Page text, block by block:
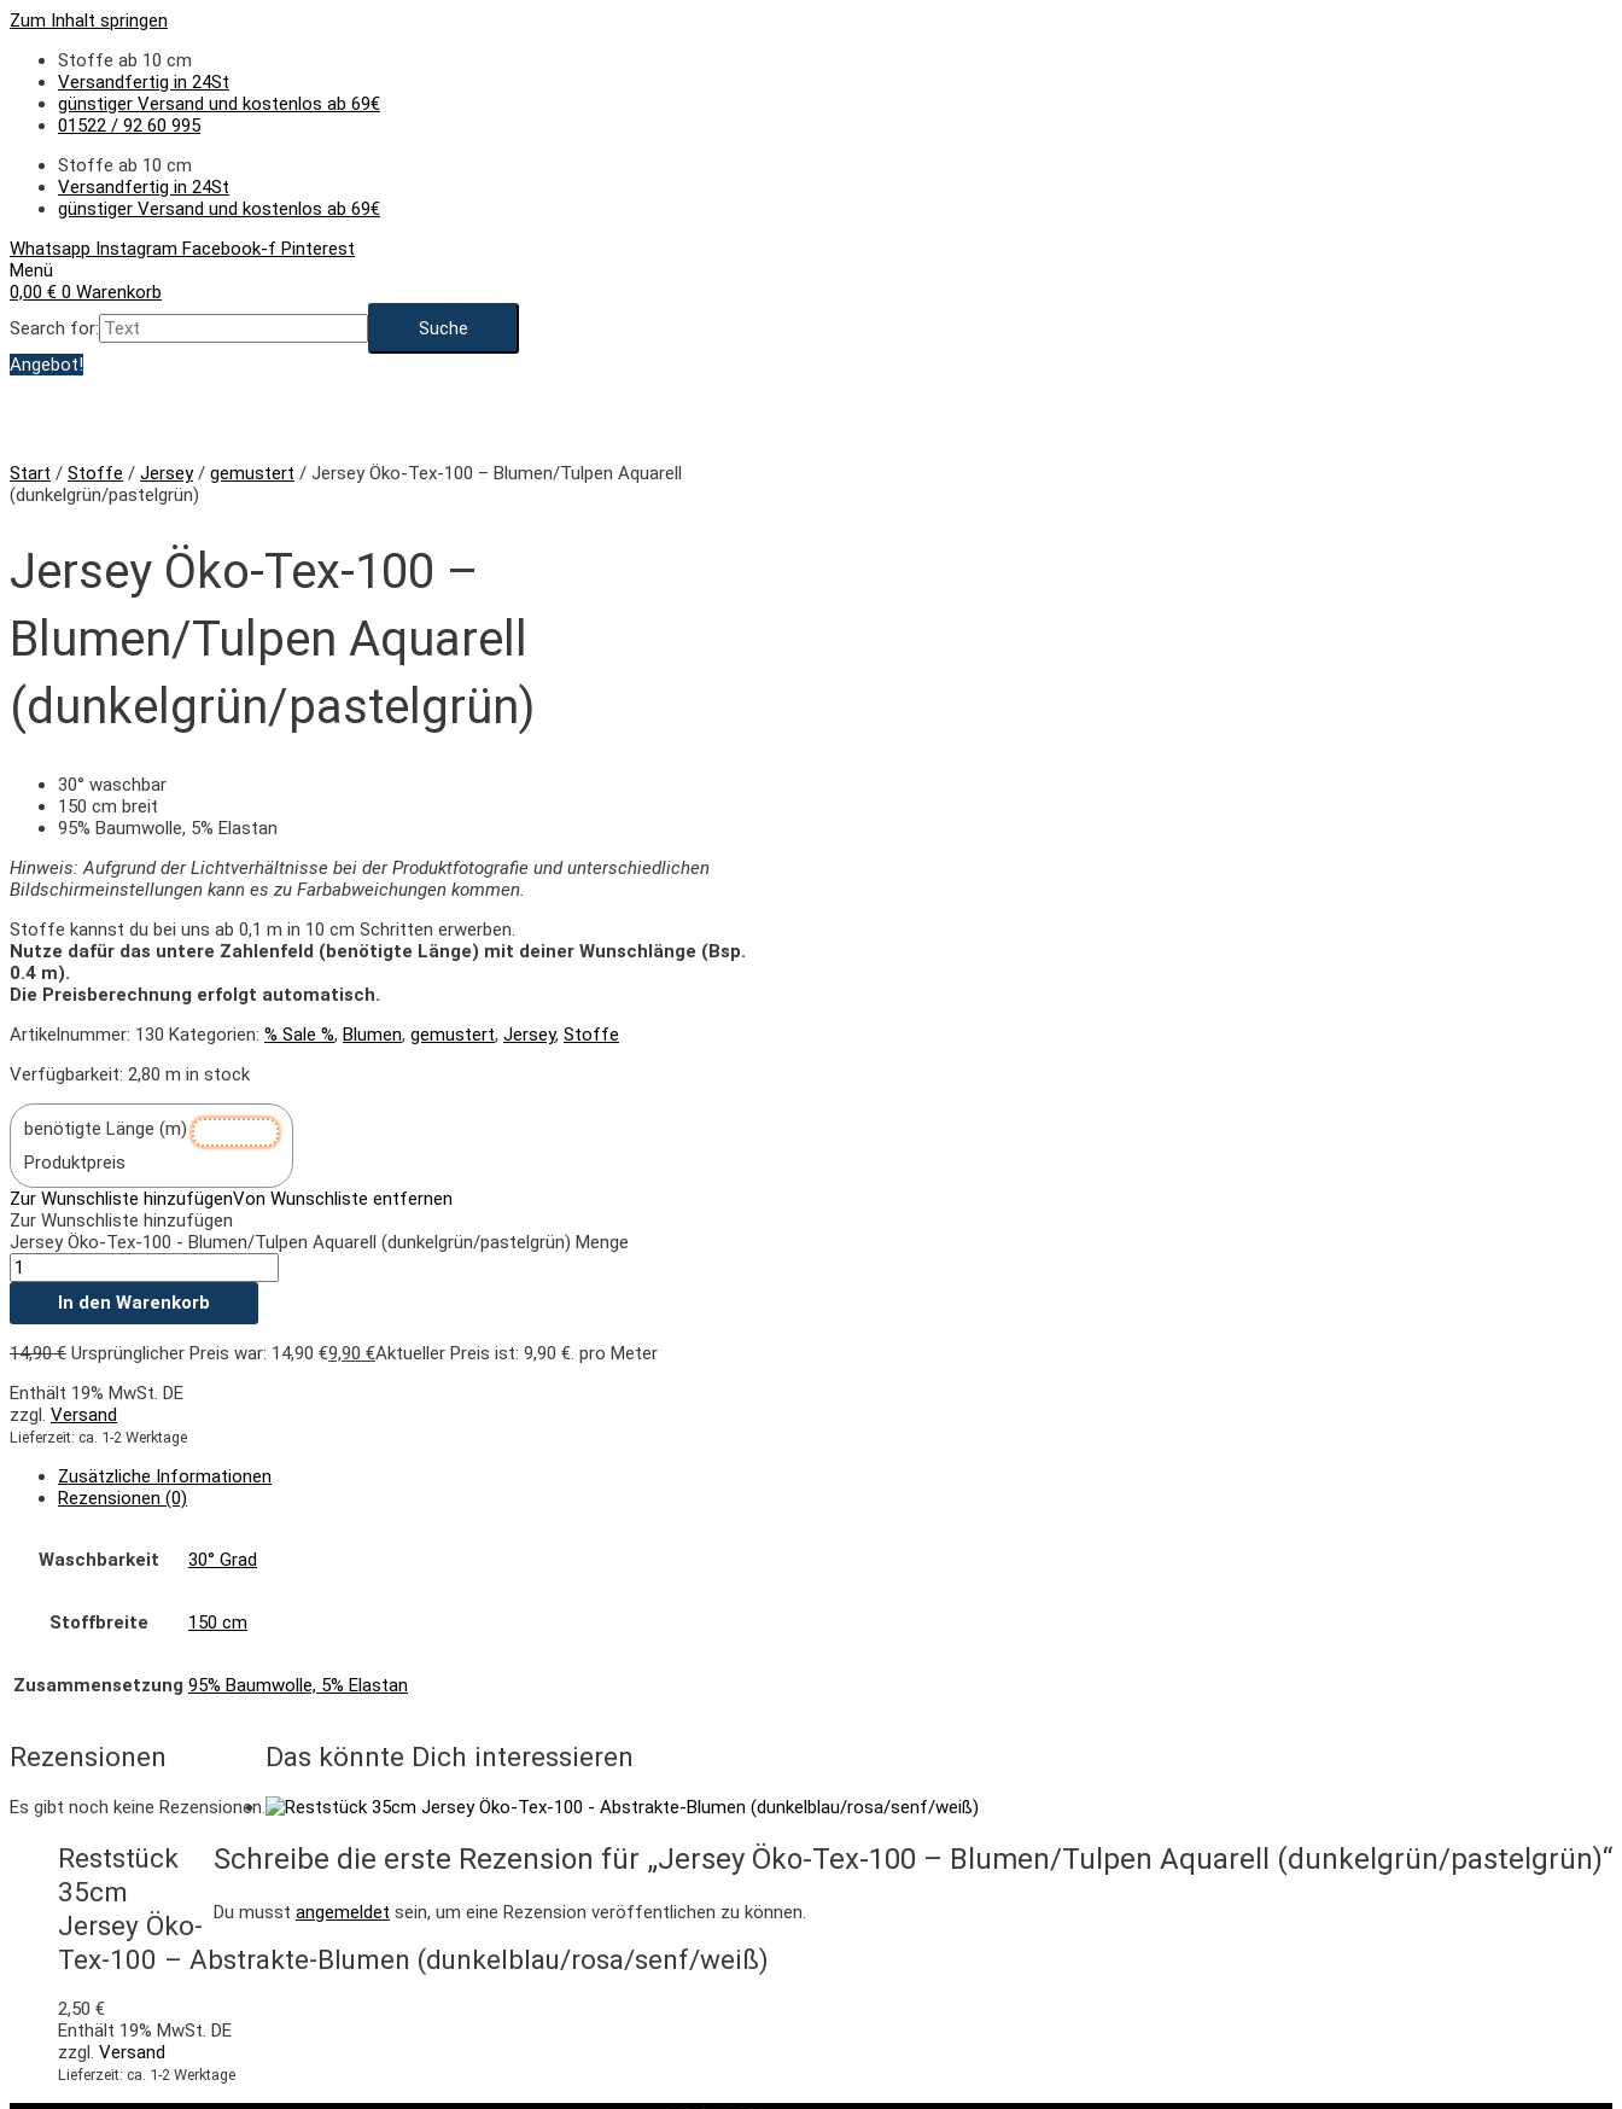
Zum Inhalt springen
Stoffe ab 10 cm
Versandfertig in 24St
günstiger Versand und kostenlos ab 69€
01522 / 92 60 995
Stoffe ab 10 cm
Versandfertig in 24St
günstiger Versand und kostenlos ab 69€
Whatsapp Instagram Facebook-f Pinterest
Menü
0,00 € 0 Warenkorb
Search for:
Angebot!
Start / Stoffe / Jersey/ gemustert / Jersey Öko-Tex-100 – Blumen/Tulpen Aquarell
(dunkelgrün/pastelgrün)
Jersey Öko-Tex-100 –
Blumen/Tulpen Aquarell
(dunkelgrün/pastelgrün)
30° waschbar
150 cm breit
95% Baumwolle, 5% Elastan
Hinweis: Aufgrund der Lichtverhältnisse bei der Produktfotografie und unterschiedlichen
Bildschirmeinstellungen kann es zu Farbabweichungen kommen.
Stoffe kannst du bei uns ab 0,1 m in 10 cm Schritten erwerben.
Nutze dafür das untere Zahlenfeld (benötigte Länge) mit deiner Wunschlänge (Bsp.
0.4 m).
Die Preisberechnung erfolgt automatisch.
Artikelnummer: 130 Kategorien: % Sale %, Blumen, gemustert, Jersey, Stoffe
Verfügbarkeit: 2,80 m in stock
benötigte Länge (m)
Produktpreis
Zur Wunschliste hinzufügenVon Wunschliste entfernen
Zur Wunschliste hinzufügen
Jersey Öko-Tex-100 - Blumen/Tulpen Aquarell (dunkelgrün/pastelgrün) Menge
In den Warenkorb
14,90€ Ursprünglicher Preis war: 14,90 €9,90 €Aktueller Preis ist: 9,90 €. pro Meter
Enthält 19% MwSt. DE
zzgl. Versand
Lieferzeit: ca. 1-2 Werktage
Zusätzliche Informationen
Rezensionen (0)
Waschbarkeit 30° Grad
Stoffbreite 150 cm
Zusammensetzung 95% Baumwolle, 5% Elastan
Rezensionen
Es gibt noch keine Rezensionen.
Schreibe die erste Rezension für „Jersey Öko-Tex-100 – Blumen/Tulpen Aquarell (dunkelgrün/pastelgrün)“
Du musst angemeldet sein, um eine Rezension veröffentlichen zu können.
Das könnte Dich interessieren
Reststück
35cm
Jersey Öko-
Tex-100 – Abstrakte-Blumen (dunkelblau/rosa/senf/weiß)
2,50 €
Enthält 19% MwSt. DE
zzgl. Versand
Lieferzeit: ca. 1-2 Werktage